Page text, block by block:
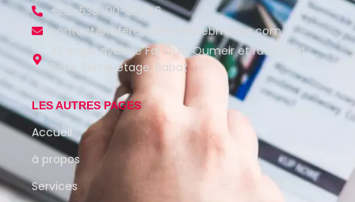
+212-538-00-86-46
contact@referencementwebmaroc.com
32 angle avenue Fal Ould Oumeir et rue Oued
Beht, 2ème étage, Rabat
LES AUTRES PAGES
Accueil
à propos
Services